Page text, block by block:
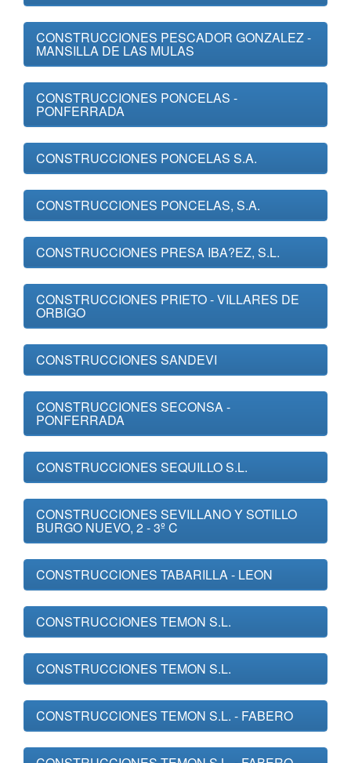
CONSTRUCCIONES PESCADOR GONZALEZ -
MANSILLA DE LAS MULAS
CONSTRUCCIONES PONCELAS -
PONFERRADA
CONSTRUCCIONES PONCELAS S.A.
CONSTRUCCIONES PONCELAS, S.A.
CONSTRUCCIONES PRESA IBA?EZ, S.L.
CONSTRUCCIONES PRIETO - VILLARES DE
ORBIGO
CONSTRUCCIONES SANDEVI
CONSTRUCCIONES SECONSA -
PONFERRADA
CONSTRUCCIONES SEQUILLO S.L.
CONSTRUCCIONES SEVILLANO Y SOTILLO
BURGO NUEVO, 2 - 3º C
CONSTRUCCIONES TABARILLA - LEON
CONSTRUCCIONES TEMON S.L.
CONSTRUCCIONES TEMON S.L.
CONSTRUCCIONES TEMON S.L. - FABERO